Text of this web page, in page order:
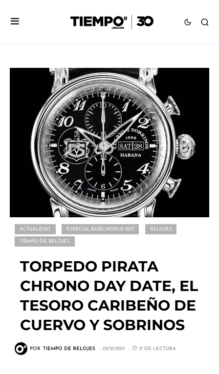
ACTUALIDAD ESPECIAL BASELWORLD 2017 RELOJES
TIEMPO DE RELOJES
TORPEDO PIRATA
CHRONO DAY DATE, EL
TESORO CARIBEÑO DE
CUERVO Y SOBRINOS
POR TIEMPO DE RELOJES 02/21/2017 2' DE LECTURA